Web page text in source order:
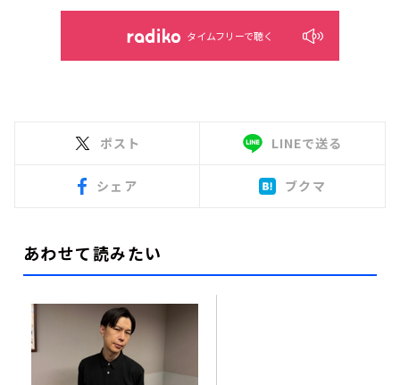
タイムフリーで聴く
ポスト LINEで送る
シェア ブクマ
あわせて読みたい